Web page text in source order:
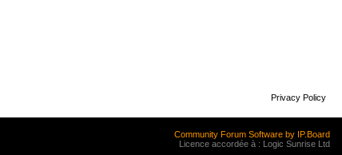
Privacy Policy
Community Forum Software by IP.Board
Licence accordée à : Logic Sunrise Ltd